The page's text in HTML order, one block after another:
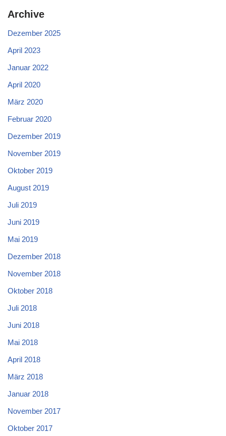
Archive
Dezember 2025
April 2023
Januar 2022
April 2020
März 2020
Februar 2020
Dezember 2019
November 2019
Oktober 2019
August 2019
Juli 2019
Juni 2019
Mai 2019
Dezember 2018
November 2018
Oktober 2018
Juli 2018
Juni 2018
Mai 2018
April 2018
März 2018
Januar 2018
November 2017
Oktober 2017